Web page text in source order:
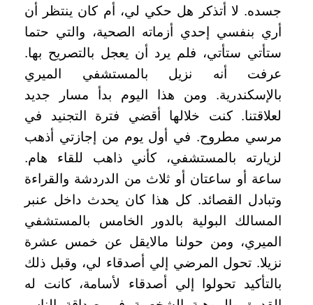
جسده. لا أتذكر هل حكي لي، أم كان ينتظر أن
أري بنفسي إحدي أزماته الصحية، والتي حتما
ستأتي ستأتي، فلم يرد أن يعجل بالتصريح بها.
عرفت أنه نزيل بالمستشفي الميري
بالإسكندرية. ومن هذا اليوم بدأ مسار جديد
لعلاقتنا. كنت خلالها أقضي فترة التجنيد في
مرسي مطروح. في أول يوم من إجازتي أذهب
لزيارته بالمستشفي، كأني ذاهب للقاء هام.
ساعة أو ساعتان أو ثلاث من الدردشة والقراءة
وتبادل القصائد. كل هذا كان يحدث داخل عنبر
المسالك البولية بالدور الخامس بالمستشفي
الميري، ومن حولنا مالايقل عن خمس عشرة
نزيلا. تحول المرضي إلي أصدقاء لي، وقبل ذلك
بالتأكيد تحولوا إلي أصدقاء لأسامة، كانت له